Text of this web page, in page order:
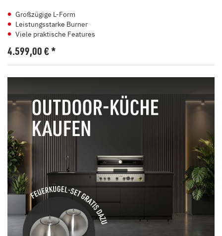
Großzügige L-Form
Leistungsstarke Burner
Viele praktische Features
4.599,00€*